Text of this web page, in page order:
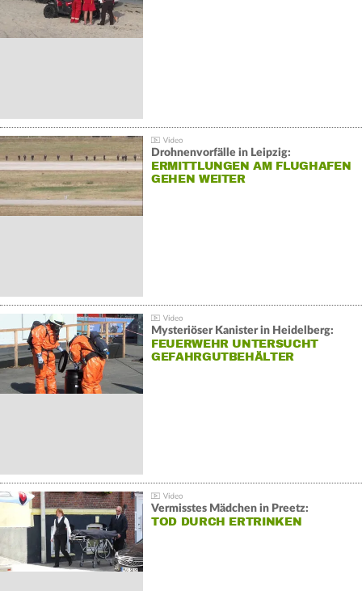
Drohnenvorfälle in Leipzig:
ERMITTLUNGEN AM FLUGHAFEN
GEHEN WEITER
Mysteriöser Kanister in Heidelberg:
FEUERWEHR UNTERSUCHT
GEFAHRGUTBEHÄLTER
Vermisstes Mädchen in Preetz:
TOD DURCH ERTRINKEN